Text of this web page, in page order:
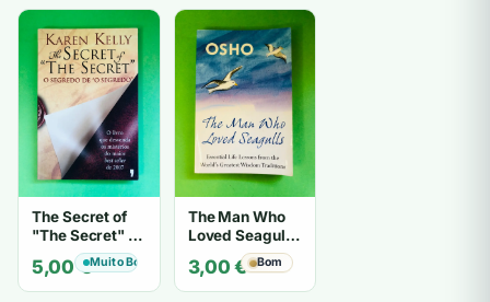
The Secret of
"The Secret" O
Segredo de "O
Segredo" -
Karen Kelly
5,00€Muito Bom
The Man Who
Loved Seagulls
3,00€ Bom